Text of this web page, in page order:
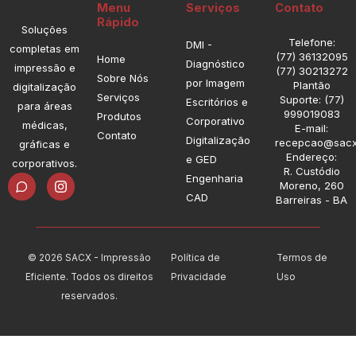
Soluções
completas em
impressão e
digitalização
para áreas
médicas,
gráficas e
corporativos.
I
n
s
a
r
a
Menu
Rápido
Home
Sobre Nós
Serviços
Produtos
Contato
Serviços
DMI -
Diagnóstico
por Imagem
Escritórios e
Corporativo
Digitalização
e GED
Engenharia
CAD
Contato
Telefone:
(77) 36132095
(77) 30213272
Plantão
Suporte: (77)
999019083
E-mail:
Endereço:
R. Custódio
Moreno, 260
Barreiras - BA
© 2026 SACX - Impressão
Eficiente. Todos os direitos
reservados.
Política de
Privacidade
Termos de
Uso